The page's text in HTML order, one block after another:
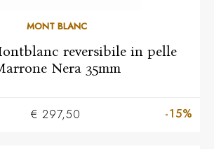
MONT BLANC
reversibile in pelle
Nera 35mm
€ 297,50 -15%